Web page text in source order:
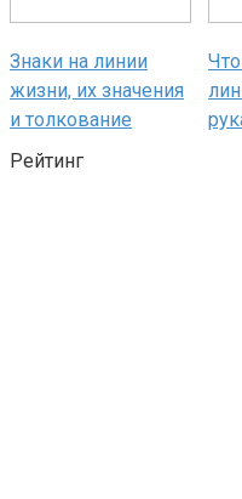
Знаки на линии
жизни, их значения
и толкование
Рейтинг